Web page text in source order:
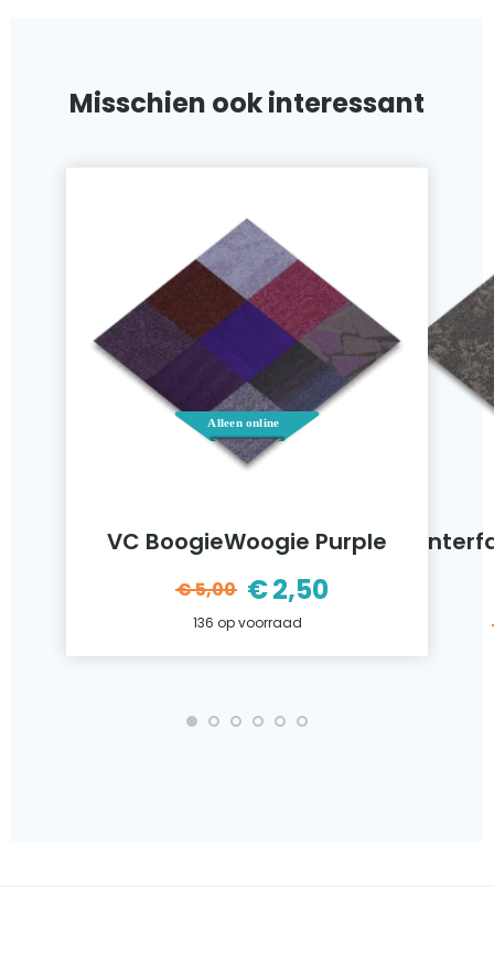
Misschien ook interessant
VC BoogieWoogie Purple
€5,00
Oorspronkelijke
prijs
€5,00.
€2,50
Huidige
prijs
€2,50.
136 op voorraad